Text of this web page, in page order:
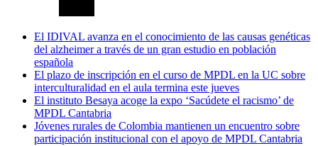
El IDIVAL avanza en el conocimiento de las causas genéticas
del alzheimer a través de un gran estudio en población
española
El plazo de inscripción en el curso de MPDL en la UC sobre
interculturalidad en el aula termina este jueves
El instituto Besaya acoge la expo ‘Sacúdete el racismo’ de
MPDL Cantabria
Jóvenes rurales de Colombia mantienen un encuentro sobre
participación institucional con el apoyo de MPDL Cantabria